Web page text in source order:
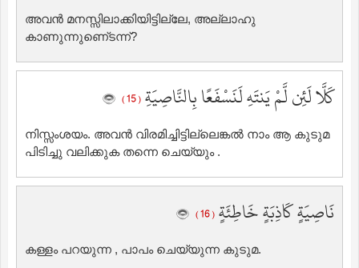
അവന്‍ മനസ്സിലാക്കിയിട്ടില്ലേ, അല്ലാഹു
കാണുന്നുണെ്ടന്ന്‌?
كَلَّا لَئِن لَّمْ يَنتَهِ لَنَسْفَعًا بِالنَّاصِيَةِ ( 15 )
നിസ്സംശയം. അവന്‍ വിരമിച്ചിട്ടില്ലെങ്കല്‍ നാം ആ കുടുമ
പിടിച്ചു വലിക്കുക തന്നെ ചെയ്യും .
نَاصِيَةٍ كَاذِبَةٍ خَاطِئَةٍ ( 16 )
കള്ളം പറയുന്ന , പാപം ചെയ്യുന്ന കുടുമ.